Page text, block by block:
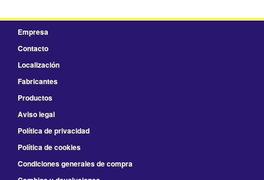
Empresa
Contacto
Localización
Fabricantes
Productos
Aviso legal
Política de privacidad
Política de cookies
Condiciones generales de compra